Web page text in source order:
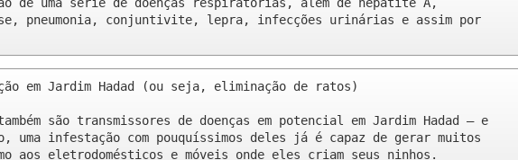
pneumonia, conjuntivite, lepra, infecções urinárias e assim por
em Jardim Hadad (ou seja, eliminação de ratos)
são transmissores de doenças em potencial em Jardim Hadad – e
uma infestação com pouquíssimos deles já é capaz de gerar muitos
aos eletrodomésticos e móveis onde eles criam seus ninhos.